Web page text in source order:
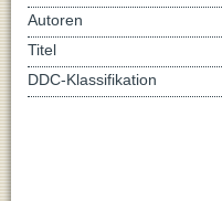
Autoren
Titel
DDC-Klassifikation